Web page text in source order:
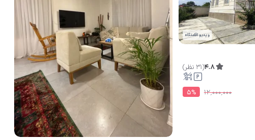
ویدیو اقامتگاه
4.8
(
31 نظر)
۱۲٬۰۰۰٬۰۰۰ 5%